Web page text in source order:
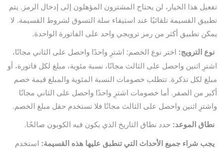
تفعيل هذا الخيار، لن يحتاج المشترون المؤهلون إلى إدخال الرمز. يتم
تطبيق القسيمة تلقائيًا عند استيفاء سلة التسوق لشروط القسيمة. لا
يمكن تطبيق أكثر من رمز ترويجي واحد على الفاتورة الواحدة.
نوع الترويج: اختر نوع الخصم: اشترِ واحدًا واحصل على الثاني مجانًا،
اشترِ اثنين واحصل على الثالث مجانًا، نسبة مئوية، مبلغ لكل فاتورة، أو
مبلغ لكل تذكرة. تتطلب خصومات النسبة المئوية والمبلغ قيمة خصم
أكبر من الصفر. أما خصومات اشترِ واحدًا واحصل على الثاني مجانًا
واشترِ اثنين واحصل على الثالث مجانًا فلا تستخدم حقل مبلغ الخصم.
نطاق الموعد: حدد نطاق التاريخ الذي يكون فيه الكوبون صالحًا.
يجب شراء جميع الأحداث التي تنطبق عليها هذه القسيمة: استخدم